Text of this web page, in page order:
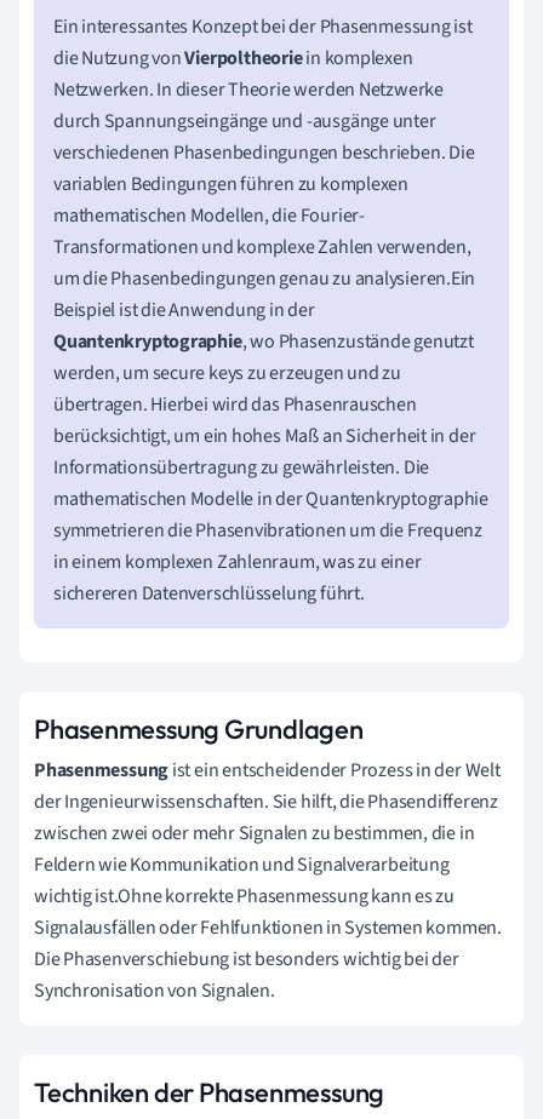
Ein interessantes Konzept bei der Phasenmessung ist
die Nutzung vonVierpoltheoriein komplexen
Netzwerken. In dieser Theorie werden Netzwerke
durch Spannungseingänge und -ausgänge unter
verschiedenen Phasenbedingungen beschrieben. Die
variablen Bedingungen führen zu komplexen
mathematischen Modellen, die Fourier-
Transformationen und komplexe Zahlen verwenden,
um die Phasenbedingungen genau zu analysieren.Ein
Beispiel ist die Anwendung in der
Quantenkryptographie, wo Phasenzustände genutzt
werden, um secure keys zu erzeugen und zu
übertragen. Hierbei wird das Phasenrauschen
berücksichtigt, um ein hohes Maß an Sicherheit in der
Informationsübertragung zu gewährleisten. Die
mathematischen Modelle in der Quantenkryptographie
symmetrieren die Phasenvibrationen um die Frequenz
in einem komplexen Zahlenraum, was zu einer
sichereren Datenverschlüsselung führt.
Phasenmessung Grundlagen
Phasenmessungist ein entscheidender Prozess in der Welt
der Ingenieurwissenschaften. Sie hilft, die Phasendifferenz
zwischen zwei oder mehr Signalen zu bestimmen, die in
Feldern wie Kommunikation und Signalverarbeitung
wichtig ist.Ohne korrekte Phasenmessung kann es zu
Signalausfällen oder Fehlfunktionen in Systemen kommen.
Die Phasenverschiebung ist besonders wichtig bei der
Synchronisation von Signalen.
Techniken der Phasenmessung